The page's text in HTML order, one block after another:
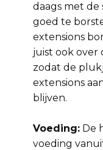
daags met de
goed te
extensions
juist ook
zodat de
extensions
blijven.
Voeding: De
voeding